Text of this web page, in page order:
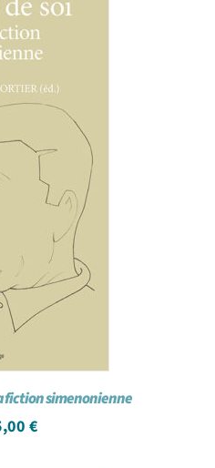
fiction simenonienne
€